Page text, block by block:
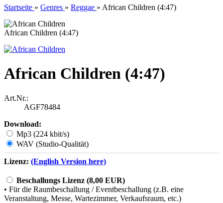
Startseite » Genres » Reggae » African Children (4:47)
African Children (4:47)
African Children (4:47)
Art.Nr.:
AGF78484
Download:
Mp3 (224 kbit/s)
WAV (Studio-Qualität)
Lizenz: (English Version here)
Beschallungs Lizenz (8,00 EUR)
• Für die Raumbeschallung / Eventbeschallung (z.B. eine
Veranstaltung, Messe, Wartezimmer, Verkaufsraum, etc.)